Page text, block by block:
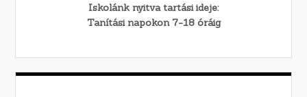
Iskolánk nyitva tartási ideje:
Tanítási napokon 7-18 óráig